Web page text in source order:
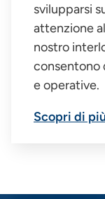
svilupparsi
attenzione
nostro
consentono
e operative.
Scopri di più